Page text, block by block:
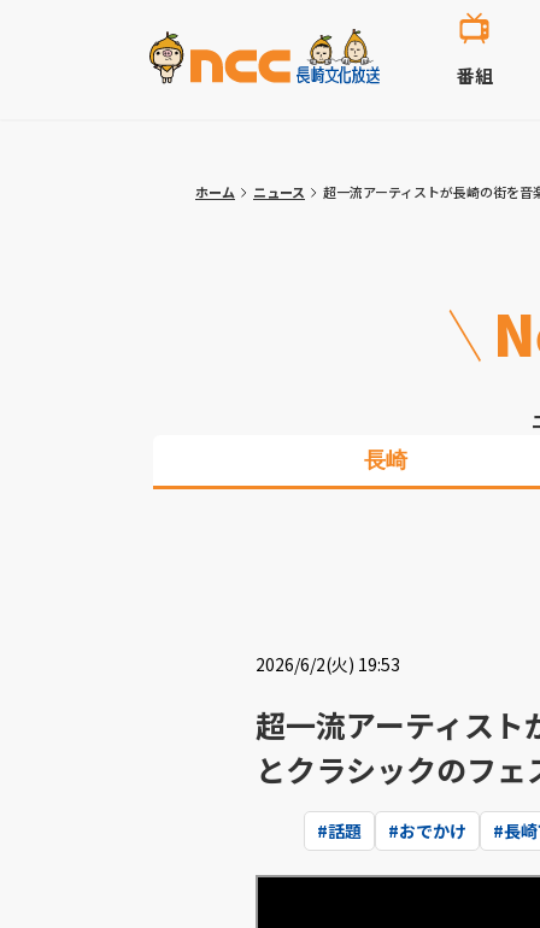
番組
ホーム ニュース 超一流アーティストが長崎の街を
長崎
2026/6/2(火) 19:53
超一流アーティスト
とクラシックのフェ
#話題 #おでかけ #長